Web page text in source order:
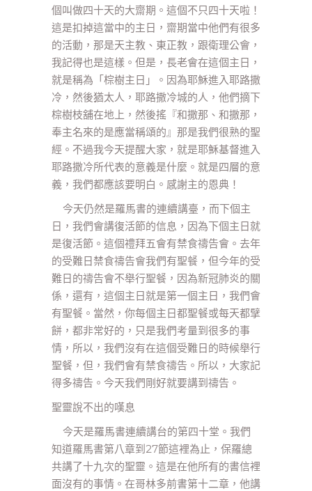
個叫做四十天的大齋期。這個不只四十天啦！
這是扣掉這當中的主日，齋期當中他們有很多
的活動，那是天主教、東正教，跟衛理公會，
我記得也是這樣。但是，長老會在這個主日，
就是稱為「棕樹主日」。因為耶穌進入耶路撒
冷，然後猶太人，耶路撒冷城的人，他們摘下
棕樹枝舖在地上，然後搖『和撒那、和撒那，
奉主名來的是應當稱頌的』那是我們很熟的聖
經。不過我今天提醒大家，就是耶穌基督進入
耶路撒冷所代表的意義是什麼。就是四層的意
義，我們都應該要明白。感謝主的恩典！
今天仍然是羅馬書的連續講臺，而下個主
日，我們會講復活節的信息，因為下個主日就
是復活節。這個禮拜五會有禁食禱告會。去年
的受難日禁食禱告會我們有聖餐，但今年的受
難日的禱告會不舉行聖餐，因為新冠肺炎的關
係，還有，這個主日就是第一個主日，我們會
有聖餐。當然，你每個主日都聖餐或每天都擘
餅，都非常好的，只是我們考量到很多的事
情，所以，我們沒有在這個受難日的時候舉行
聖餐，但，我們會有禁食禱告。所以，大家記
得多禱告。今天我們剛好就要講到禱告。
聖靈說不出的嘆息
今天是羅馬書連續講台的第四十堂。我們
知道羅馬書第八章到27節這裡為止，保羅總
共講了十九次的聖靈。這是在他所有的書信裡
面沒有的事情。在哥林多前書第十二章，他講